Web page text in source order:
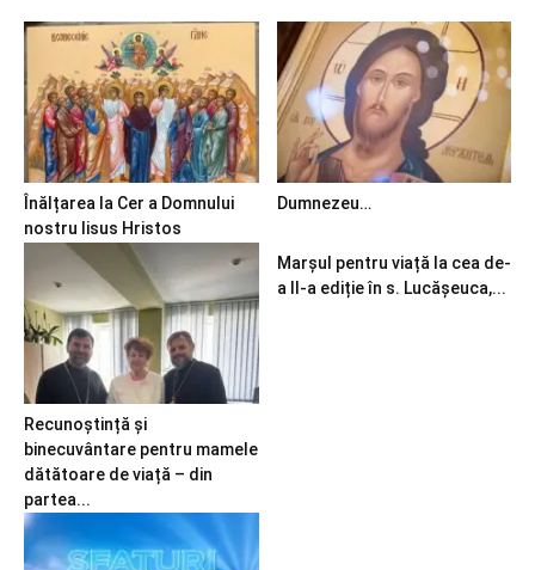
Înălțarea la Cer a Domnului
nostru Iisus Hristos
Dumnezeu…
Recunoștință și
binecuvântare pentru mamele
dătătoare de viață – din
partea...
Marșul pentru viață la cea de-
a II-a ediție în s. Lucășeuca,...